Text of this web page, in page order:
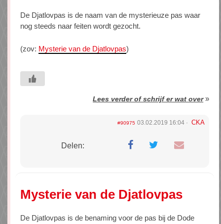
De Djatlovpas is de naam van de mysterieuze pas waar
nog steeds naar feiten wordt gezocht.
(zov: Mysterie van de Djatlovpas)
Lees verder of schrijf er wat over»
#90975 03.02.2019 16:04 CKA
Delen:
Mysterie van de Djatlovpas
De Djatlovpas is de benaming voor de pas bij de Dode